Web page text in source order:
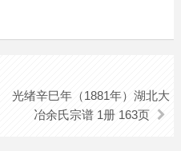
光绪辛巳年（1881年）湖北大
冶余氏宗谱 1册 163页